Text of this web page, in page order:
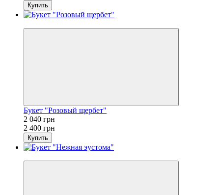
Купить
Букет "Розовый щербет"
2 040 грн
2 400 грн
Купить